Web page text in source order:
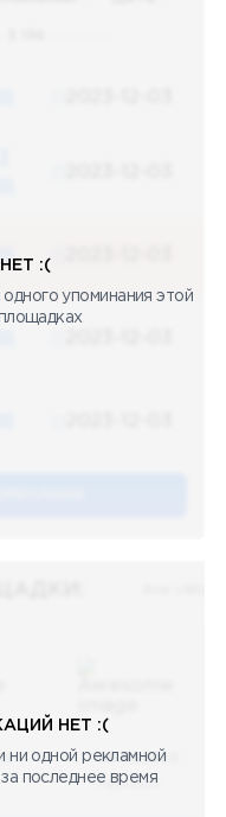
:(
упоминания этой
08.05.2023
Научный
НЕТ :(
ни одной рекламной
последнее время